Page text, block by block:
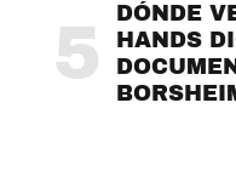
5
DÓNDE
HANDS